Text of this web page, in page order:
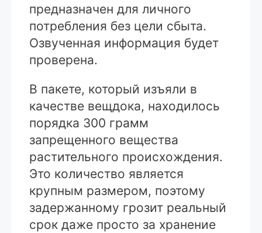
предназначен для личного
потребления без цели сбыта.
Озвученная информация будет
проверена.
В пакете, который изъяли в
качестве вещдока, находилось
порядка 300 грамм
запрещенного вещества
растительного происхождения.
Это количество является
крупным размером, поэтому
задержанному грозит реальный
срок даже просто за хранение